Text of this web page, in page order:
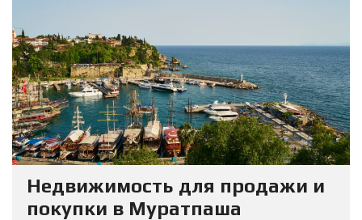
Недвижимость для продажи и
покупки в Муратпаша